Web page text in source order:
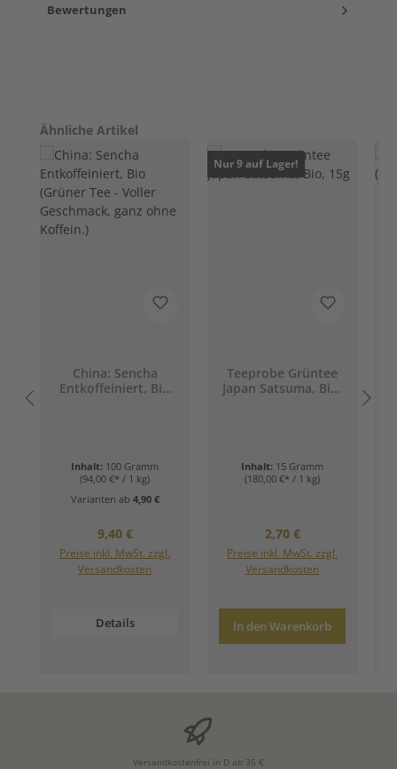
Bewertungen
Produktgalerie überspringen
Ähnliche Artikel
China: Sencha
Entkoffeiniert, Bio
Inhalt: 100 Gramm
(94,00 €* / 1 kg)
Varianten ab 4,90 €
Regulärer Preis:
9,40 €
Preise inkl. MwSt. zzgl.
Versandkosten
Details
Nur 9 auf Lager!
Teeprobe Grüntee
Japan Satsuma, Bio,
Inhalt: 15 Gramm
(180,00 €* / 1 kg)
Regulärer Preis:
2,70 €
Preise inkl. MwSt. zzgl.
Versandkosten
In den Warenkorb
Versandkostenfrei in D ab 35 €